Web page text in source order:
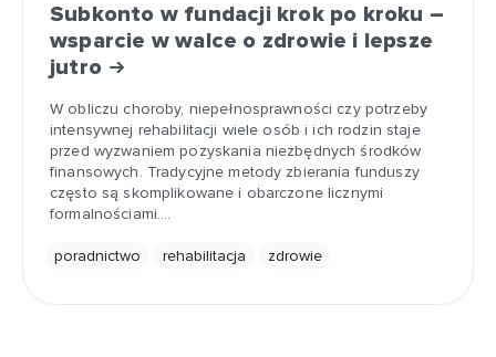
Subkonto w fundacji krok po kroku –
wsparcie w walce o zdrowie i lepsze
jutro
W obliczu choroby, niepełnosprawności czy potrzeby
intensywnej rehabilitacji wiele osób i ich rodzin staje
przed wyzwaniem pozyskania niezbędnych środków
finansowych. Tradycyjne metody zbierania funduszy
często są skomplikowane i obarczone licznymi
formalnościami.…
poradnictwo rehabilitacja zdrowie